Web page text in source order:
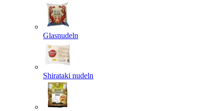
Glasnudeln
Shirataki nudeln